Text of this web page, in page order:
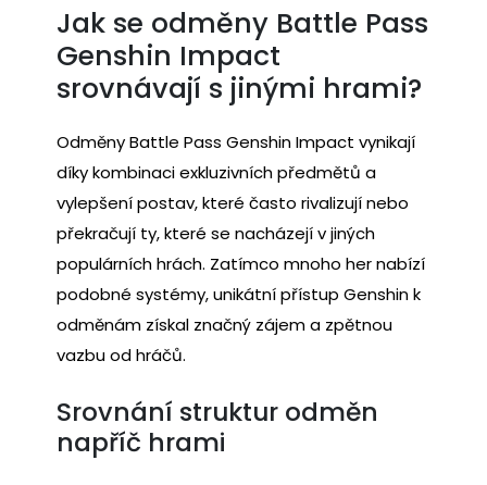
Jak se odměny Battle Pass
Genshin Impact
srovnávají s jinými hrami?
Odměny Battle Pass Genshin Impact vynikají
díky kombinaci exkluzivních předmětů a
vylepšení postav, které často rivalizují nebo
překračují ty, které se nacházejí v jiných
populárních hrách. Zatímco mnoho her nabízí
podobné systémy, unikátní přístup Genshin k
odměnám získal značný zájem a zpětnou
vazbu od hráčů.
Srovnání struktur odměn
napříč hrami